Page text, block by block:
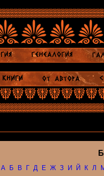
А Б В Г Д Е Ж З И Й К Л